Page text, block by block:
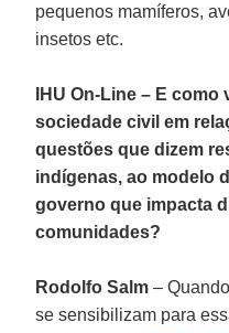
pequenos mamíferos,
insetos etc.
IHU On-Line – E
sociedade civil em
questões que dizem
indígenas, ao modelo
governo que impacta
comunidades?
Rodolfo Salm–
se sensibilizam para